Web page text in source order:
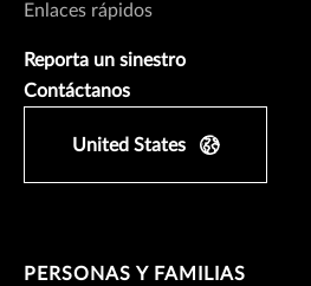
Enlaces rápidos
Reporta un sinestro
Contáctanos
United States
PERSONAS Y FAMILIAS